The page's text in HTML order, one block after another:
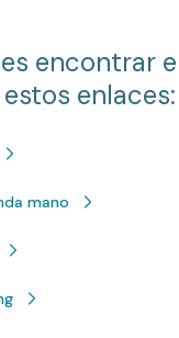
encontrar
enlaces:
mano